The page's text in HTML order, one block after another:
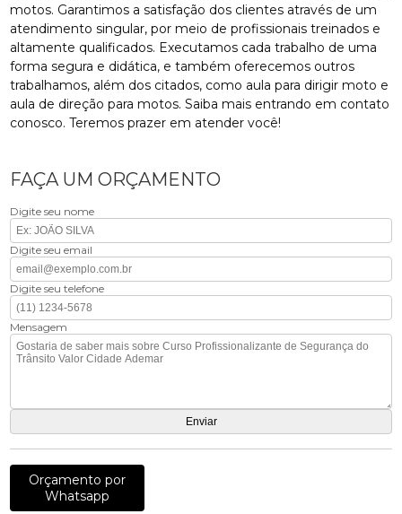
motos. Garantimos a satisfação dos clientes através de um
atendimento singular, por meio de profissionais treinados e
altamente qualificados. Executamos cada trabalho de uma
forma segura e didática, e também oferecemos outros
trabalhamos, além dos citados, como aula para dirigir moto e
aula de direção para motos. Saiba mais entrando em contato
conosco. Teremos prazer em atender você!
FAÇA UM ORÇAMENTO
Digite seu nome
Digite seu email
Digite seu telefone
Mensagem
Orçamento por
Whatsapp